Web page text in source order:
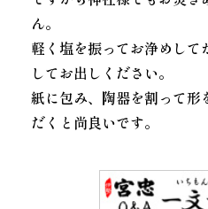
ん。
軽く塩を振ってお浄めして
してお出しください。
紙に包み、陶器を割って形
だくと尚良いです。